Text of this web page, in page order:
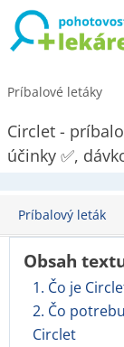
Príbalové letáky
Circlet -
účinky ✅,
Príbalový leták
Obsah
1. Čo je
2. Čo
Circlet